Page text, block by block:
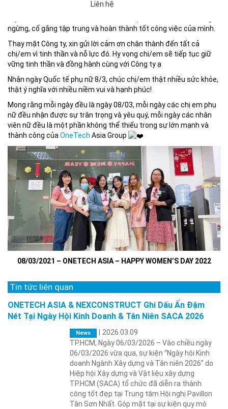
Liên hệ
Mặc dù tình hình dịch bệnh Covid vẫn còn diễn ra khá phức tạp,
ngừng, cố gắng tập trung và hoàn thành tốt công việc của mình.
Thay mặt Công ty, xin gửi lời cảm ơn chân thành đến tất cả
chị/em vì tinh thần và nỗ lực đó. Hy vọng chi/em sẽ tiếp tục giữ
vững tinh thần và đồng hành cùng với Công ty ạ
Nhân ngày Quốc tế phụ nữ 8/3, chúc chị/em thật nhiều sức khỏe,
thật ý nghĩa với nhiều niềm vui và hạnh phúc!
Mong rằng mỗi ngày đều là ngày 08/03, mỗi ngày các chị em phụ
nữ đều nhận được sự trân trọng và yêu quý, mỗi ngày các nhân
viên nữ đều là một phần không thể thiếu trong sự lớn mạnh và
thành công của OneTech Asia Group
08/03/2021 – ONETECH ASIA – HAPPY WOMEN’S DAY 2022
Tin tức liên quan
ONETECH ASIA & NEXCONSTRUCT Ghi Dấu Ấn Đậm
Nét Tại Ngày Hội Kinh Doanh & Tân Niên SACA 2026
News | 2026.03.09
TP.HCM, Ngày 06/03/2026 – Vào chiều ngày
06/03/2026 vừa qua, sự kiện “Ngày hội Kinh
doanh Ngành Xây dựng và Tân niên 2026” do
Hiệp hội Xây dựng và Vật liệu xây dựng
TP.HCM (SACA) tổ chức đã diễn ra thành
công tốt đẹp tại Trung tâm Hội nghị Pavillon
Tân Sơn Nhất. Góp mặt tại sự kiện quy mô